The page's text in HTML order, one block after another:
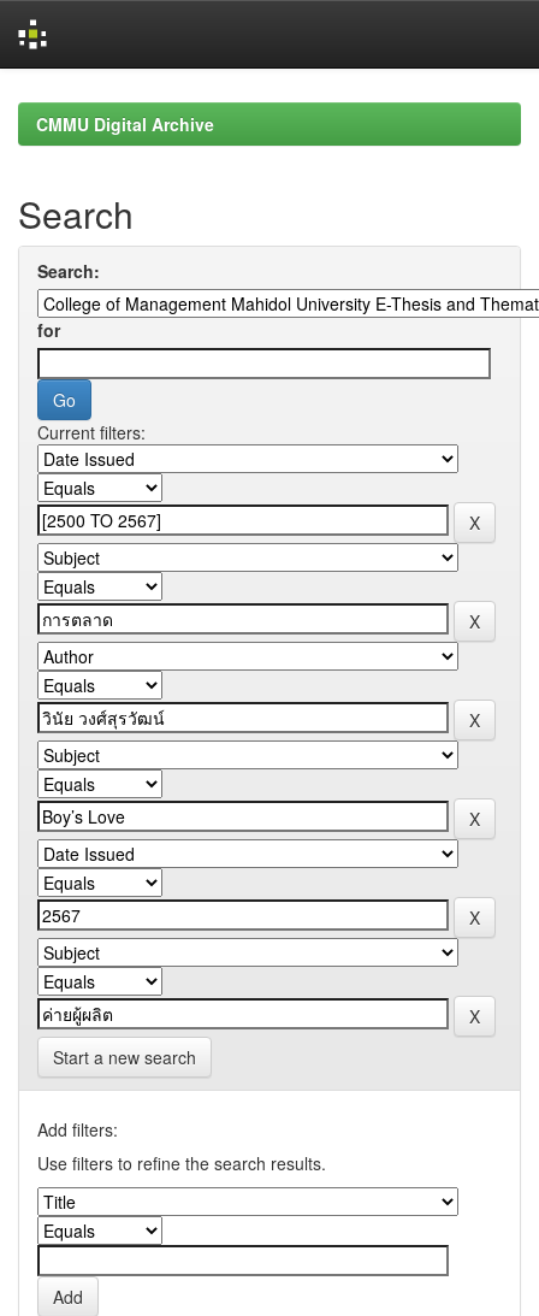
navigationCMMU Digital Archive
Search
Search:
for
Current filters:
Start a new search
Add filters:
Use filters to refine the search results.